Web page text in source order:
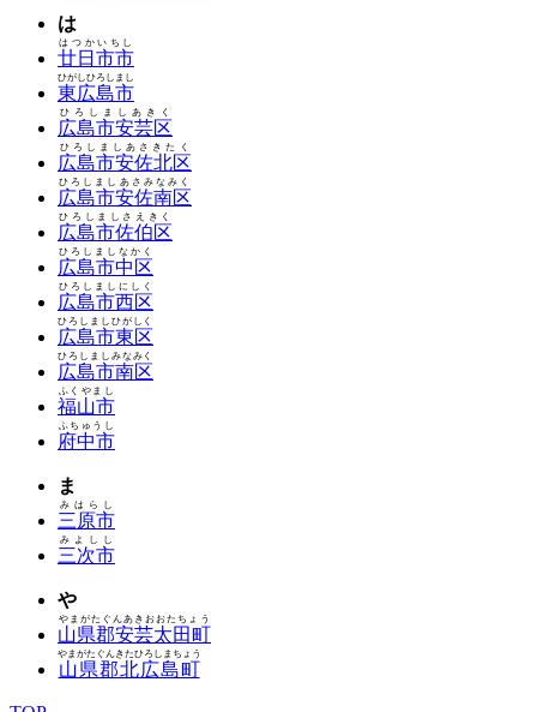
は
廿日市市
はつかいちし
東広島市
ひがしひろしまし
広島市安芸区
ひろしましあきく
広島市安佐北区
ひろしましあさきたく
広島市安佐南区
ひろしましあさみなみく
広島市佐伯区
ひろしましさえきく
広島市中区
ひろしましなかく
広島市西区
ひろしましにしく
広島市東区
ひろしましひがしく
広島市南区
ひろしましみなみく
福山市
ふくやまし
府中市
ふちゅうし
ま
三原市
みはらし
三次市
みよしし
や
山県郡安芸太田町
やまがたぐんあきおおたちょう
山県郡北広島町
やまがたぐんきたひろしまちょう